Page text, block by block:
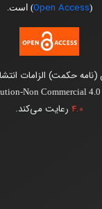
(
Open Access) است.
حکمت) الزامات
Non Commercial
4.0 رعایت می‌کند.